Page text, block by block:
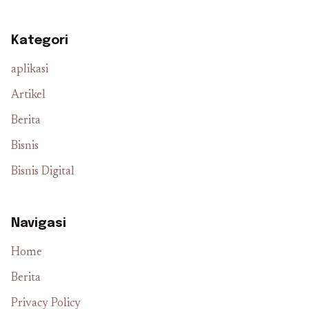
Kategori
aplikasi
Artikel
Berita
Bisnis
Bisnis Digital
Navigasi
Home
Berita
Privacy Policy